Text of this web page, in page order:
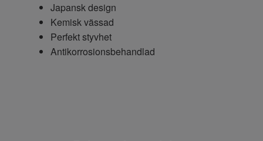
Japansk design
Kemisk vässad
Perfekt styvhet
Antikorrosionsbehandlad